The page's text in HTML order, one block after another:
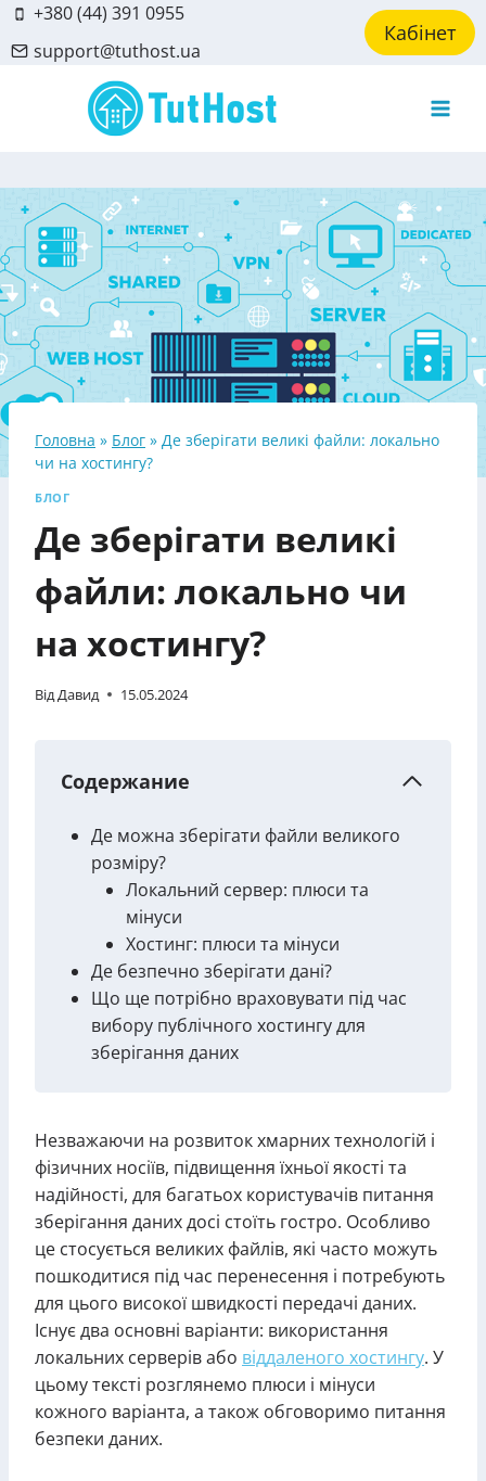
Skip
to
content
+380 (44) 391 0955
support@tuthost.ua
Кабінет
Головна » Блог » Де зберігати великі файли: локально
чи на хостингу?
БЛОГ
Де зберігати великі
файли: локально чи
на хостингу?
ВідДавид 15.05.2024
Содержание
Де можна зберігати файли великого
розміру?
Локальний сервер: плюси та
мінуси
Хостинг: плюси та мінуси
Де безпечно зберігати дані?
Що ще потрібно враховувати під час
вибору публічного хостингу для
зберігання даних
Незважаючи на розвиток хмарних технологій і
фізичних носіїв, підвищення їхньої якості та
надійності, для багатьох користувачів питання
зберігання даних досі стоїть гостро. Особливо
це стосується великих файлів, які часто можуть
пошкодитися під час перенесення і потребують
для цього високої швидкості передачі даних.
Існує два основні варіанти: використання
локальних серверів або віддаленого хостингу. У
цьому тексті розглянемо плюси і мінуси
кожного варіанта, а також обговоримо питання
безпеки даних.